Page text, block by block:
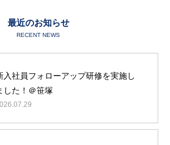
最近のお知らせ
RECENT NEWS
入社員フォローアップ研修を実施し
した！＠笹塚